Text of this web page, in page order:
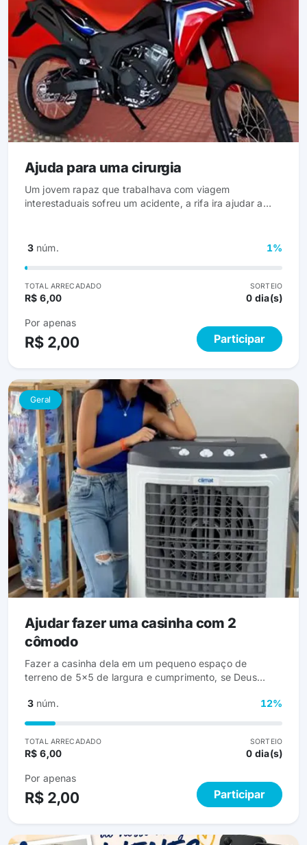
Ajuda para uma cirurgia
Um jovem rapaz que trabalhava com viagem
interestaduais sofreu um acidente, a rifa ira ajudar a
3 núm. 1%
TOTAL ARRECADADO
R$ 6,00
SORTEIO
0 dia(s)
Por apenas
R$ 2,00 Participar
Geral
Ajudar fazer uma casinha com 2
cômodo
Fazer a casinha dela em um pequeno espaço de
terreno de 5x5 de largura e cumprimento, se Deus
fazer uma casa de verdade.
3 núm. 12%
TOTAL ARRECADADO
R$ 6,00
SORTEIO
0 dia(s)
Por apenas
R$ 2,00 Participar